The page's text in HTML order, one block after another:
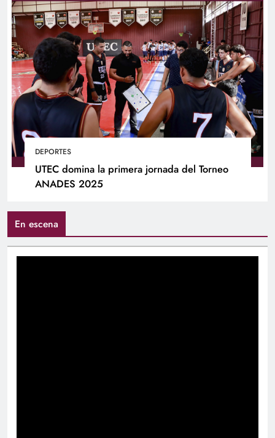
DEPORTES
UTEC domina la primera jornada del Torneo
ANADES 2025
En escena